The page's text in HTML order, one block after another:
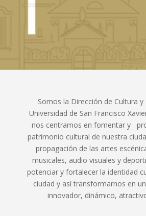
Somos la Dirección de Cultura
Universidad de San Francisco
nos centramos en fomentar y
patrimonio cultural de nuestra
propagación de las artes
musicales, audio visuales y
potenciar y fortalecer la identidad
ciudad y así transformarnos en
innovador, dinámico,